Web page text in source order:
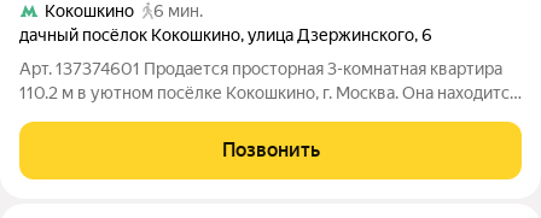
Кокошкино
6 мин.
дачный посёлок Кокошкино,улица Дзержинского,6
Арт. 137374601 Продается просторная 3-комнатная квартира
110.2 м в уютном посёлке Кокошкино, г. Москва. Она находится
вид, а шума с улицы почти не слышно. Идеальный вариант для
семьи,
Позвонить